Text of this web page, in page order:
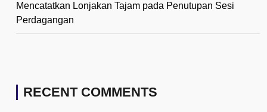
Mencatatkan Lonjakan Tajam pada Penutupan Sesi
Perdagangan
RECENT COMMENTS